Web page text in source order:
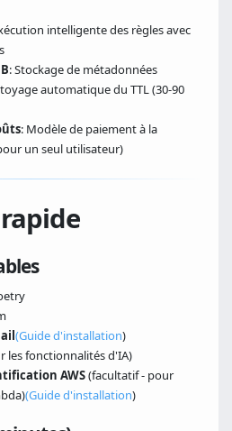
intelligente des règles avec
: Stockage de métadonnées
automatique du TTL (30-90
: Modèle de paiement à la
un seul utilisateur)
(Guide d'installation)
les fonctionnalités d'IA)
AWS(facultatif - pour
(Guide d'installation)